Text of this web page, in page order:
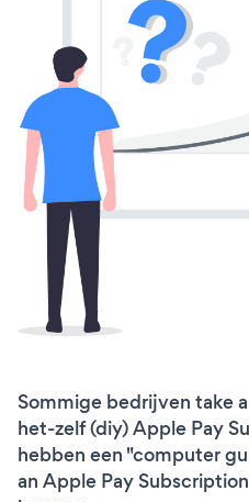
Sommige bedrijven take
het-zelf (diy) Apple Pay
hebben een "computer
an Apple Pay